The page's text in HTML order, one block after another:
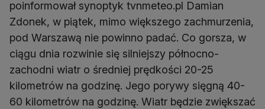
poinformował synoptyk tvnmeteo.pl Damian
Zdonek, w piątek, mimo większego zachmurzenia,
pod Warszawą nie powinno padać. Co gorsza, w
ciągu dnia rozwinie się silniejszy północno-
zachodni wiatr o średniej prędkości 20-25
kilometrów na godzinę. Jego porywy sięgną 40-
60 kilometrów na godzinę. Wiatr będzie zwiększać